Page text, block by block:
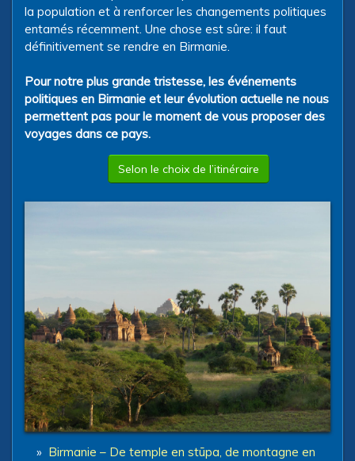
la population et à renforcer les changements politiques
entamés récemment. Une chose est sûre: il faut
définitivement se rendre en Birmanie.
Pour notre plus grande tristesse, les événements
politiques en Birmanie et leur évolution actuelle ne nous
permettent pas pour le moment de vous proposer des
voyages dans ce pays.
Selon le choix de l’itinéraire
» Birmanie – De temple en stūpa, de montagne en